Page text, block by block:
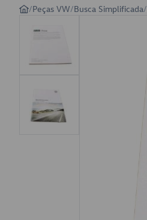
/Peças VW/Busca Simplificada/